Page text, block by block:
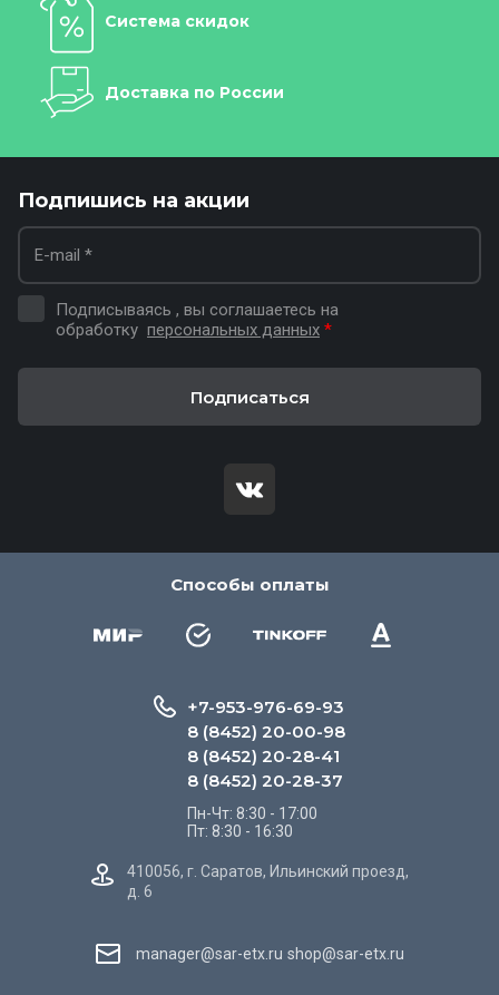
Система скидок
Доставка по России
Подпишись на акции
Подписываясь , вы соглашаетесь на
обработку персональных данных *
Подписаться
Способы оплаты
+7-953-976-69-93
8 (8452) 20-00-98
8 (8452) 20-28-41
8 (8452) 20-28-37
Пн-Чт: 8:30 - 17:00
Пт: 8:30 - 16:30
410056, г. Саратов, Ильинский проезд,
д. 6
manager@sar-etx.ru shop@sar-etx.ru